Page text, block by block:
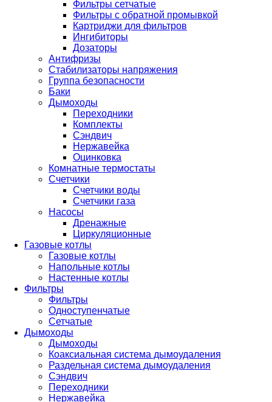
Фильтры сетчатые
Фильтры с обратной промывкой
Картриджи для фильтров
Ингибиторы
Дозаторы
Антифризы
Стабилизаторы напряжения
Группа безопасности
Баки
Дымоходы
Переходники
Комплекты
Сэндвич
Нержавейка
Оцинковка
Комнатные термостаты
Счетчики
Счетчики воды
Счетчики газа
Насосы
Дренажные
Циркуляционные
Газовые котлы
Газовые котлы
Напольные котлы
Настенные котлы
Фильтры
Фильтры
Одноступенчатые
Сетчатые
Дымоходы
Дымоходы
Коаксиальная система дымоудаления
Раздельная система дымоудаления
Сэндвич
Переходники
Нержавейка